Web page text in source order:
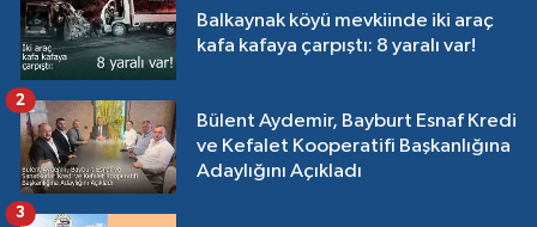
Balkaynak köyü mevkiinde iki araç
kafa kafaya çarpıştı: 8 yaralı var!
Bülent Aydemir, Bayburt Esnaf Kredi
ve Kefalet Kooperatifi Başkanlığına
Adaylığını Açıkladı
2
3